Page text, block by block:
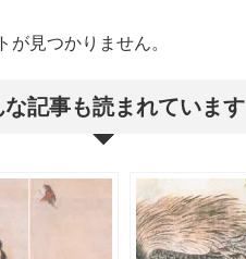
見つかりません。
な記事も読まれています